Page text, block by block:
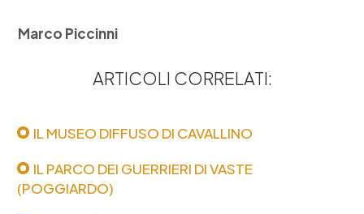
Marco Piccinni
ARTICOLI CORRELATI:
IL MUSEO DIFFUSO DI CAVALLINO
IL PARCO DEI GUERRIERI DI VASTE
(POGGIARDO)